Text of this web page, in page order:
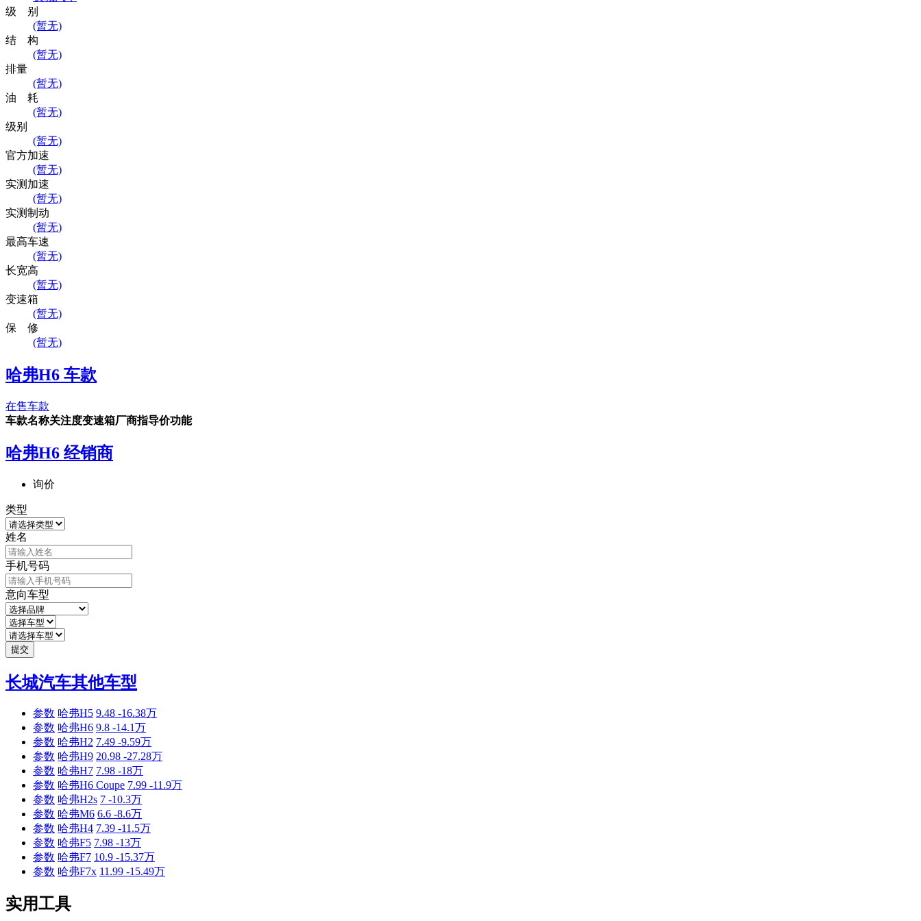
级 别
(暂无)
结 构
(暂无)
排量
(暂无)
油 耗
(暂无)
级别
(暂无)
官方加速
(暂无)
实测加速
(暂无)
实测制动
(暂无)
最高车速
(暂无)
长宽高
(暂无)
变速箱
(暂无)
保 修
(暂无)
哈弗H6 车款
在售车款
车款名称关注度变速箱厂商指导价功能
哈弗H6 经销商
询价
类型
姓名
手机号码
意向车型
提交
长城汽车其他车型
参数 哈弗H5 9.48 -16.38万
参数 哈弗H6 9.8 -14.1万
参数 哈弗H2 7.49 -9.59万
参数 哈弗H9 20.98 -27.28万
参数 哈弗H7 7.98 -18万
参数 哈弗H6 Coupe 7.99 -11.9万
参数 哈弗H2s 7 -10.3万
参数 哈弗M6 6.6 -8.6万
参数 哈弗H4 7.39 -11.5万
参数 哈弗F5 7.98 -13万
参数 哈弗F7 10.9 -15.37万
参数 哈弗F7x 11.99 -15.49万
实用工具